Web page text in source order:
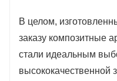
В целом,
заказу композитные
стали идеальным
высококачественной